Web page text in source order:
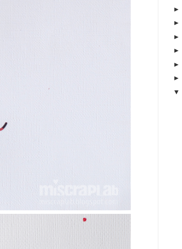
►
►
►
►
►
►
▼